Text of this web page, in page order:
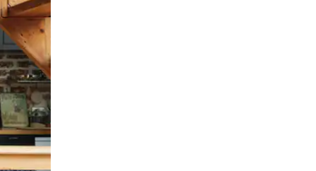
of swipen.